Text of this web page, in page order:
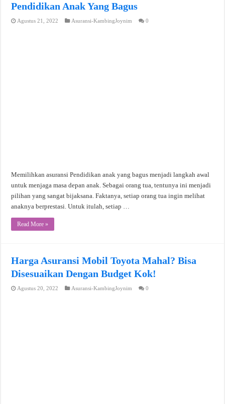
Pendidikan Anak Yang Bagus
Agustus 21, 2022 Asuransi-KambingJoynim 0
Memilihkan asuransi Pendidikan anak yang bagus menjadi langkah awal
untuk menjaga masa depan anak. Sebagai orang tua, tentunya ini menjadi
pilihan yang sangat bijaksana. Faktanya, setiap orang tua ingin melihat
anaknya berprestasi. Untuk itulah, setiap …
Read More »
Harga Asuransi Mobil Toyota Mahal? Bisa
Disesuaikan Dengan Budget Kok!
Agustus 20, 2022 Asuransi-KambingJoynim 0